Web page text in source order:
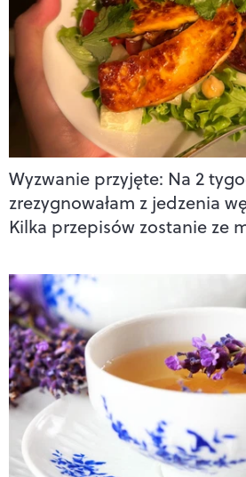
Wyzwanie przyjęte: Na 2
zrezygnowałam z jedzenia
Kilka przepisów zostanie ze